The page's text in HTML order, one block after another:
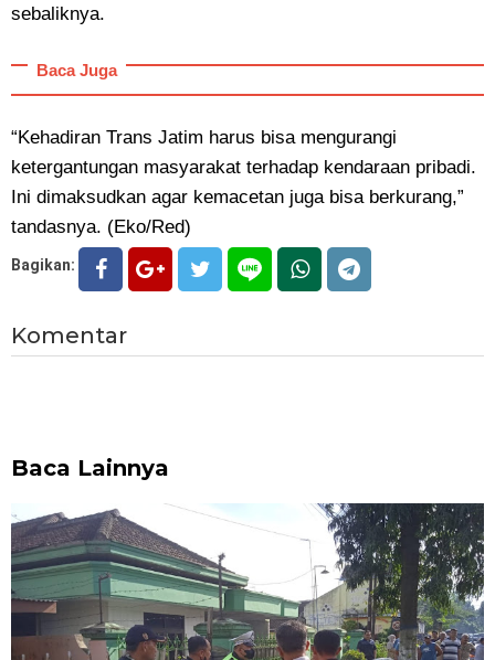
sebaliknya.
Baca Juga
“Kehadiran Trans Jatim harus bisa mengurangi
ketergantungan masyarakat terhadap kendaraan pribadi.
Ini dimaksudkan agar kemacetan juga bisa berkurang,”
tandasnya. (Eko/Red)
Bagikan:
Komentar
Baca Lainnya